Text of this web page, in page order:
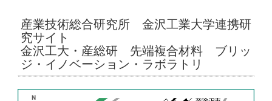
産業技術総合研究所 金沢工業大学連携研
究サイト
金沢工大・産総研 先端複合材料 ブリッ
ジ・イノベーション・ラボラトリ